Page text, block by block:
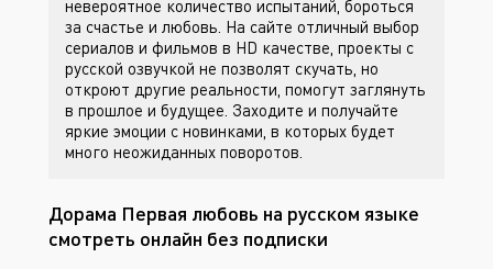
невероятное количество испытаний, бороться
за счастье и любовь. На сайте отличный выбор
сериалов и фильмов в HD качестве, проекты с
русской озвучкой не позволят скучать, но
откроют другие реальности, помогут заглянуть
в прошлое и будущее. Заходите и получайте
яркие эмоции с новинками, в которых будет
много неожиданных поворотов.
Дорама Первая любовь на русском языке
смотреть онлайн без подписки